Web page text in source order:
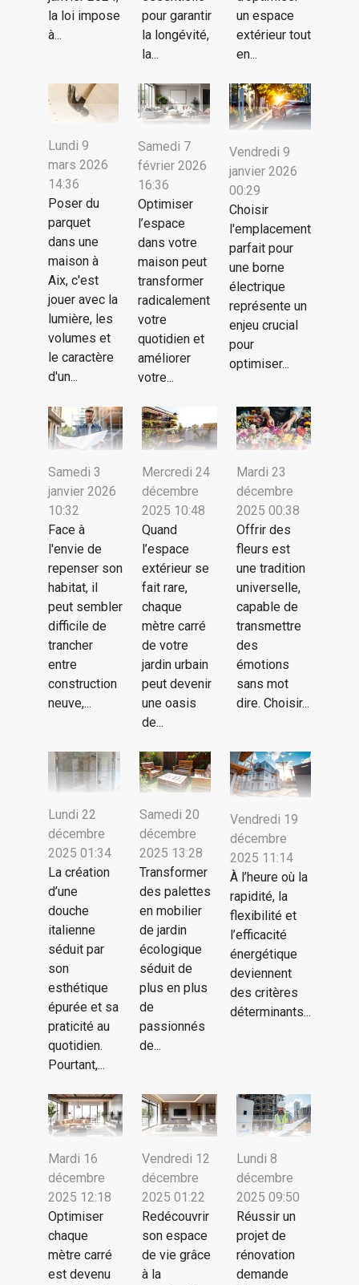
la loi impose
à...
pour garantir
la longévité,
la...
un espace
extérieur tout
en...
Lundi 9
mars 2026
14:36
Poser du
parquet
dans une
maison à
Aix, c'est
jouer avec la
lumière, les
volumes et
le caractère
d'un...
Samedi 7
février 2026
16:36
Optimiser
l’espace
dans votre
maison peut
transformer
radicalement
votre
quotidien et
améliorer
votre...
Vendredi 9
janvier 2026
00:29
Choisir
l'emplacement
parfait pour
une borne
électrique
représente un
enjeu crucial
pour
optimiser...
Samedi 3
janvier 2026
10:32
Face à
l'envie de
repenser son
habitat, il
peut sembler
difficile de
trancher
entre
construction
neuve,...
Mercredi 24
décembre
2025 10:48
Quand
l’espace
extérieur se
fait rare,
chaque
mètre carré
de votre
jardin urbain
peut devenir
une oasis
de...
Mardi 23
décembre
2025 00:38
Offrir des
fleurs est
une tradition
universelle,
capable de
transmettre
des
émotions
sans mot
dire. Choisir...
Lundi 22
décembre
2025 01:34
La création
d’une
douche
italienne
séduit par
son
esthétique
épurée et sa
praticité au
quotidien.
Pourtant,...
Samedi 20
décembre
2025 13:28
Transformer
des palettes
en mobilier
de jardin
écologique
séduit de
plus en plus
de
passionnés
de...
Vendredi 19
décembre
2025 11:14
À l’heure où la
rapidité, la
flexibilité et
l’efficacité
énergétique
deviennent
des critères
déterminants...
Mardi 16
décembre
2025 12:18
Optimiser
chaque
mètre carré
est devenu
Vendredi 12
décembre
2025 01:22
Redécouvrir
son espace
de vie grâce
à la
Lundi 8
décembre
2025 09:50
Réussir un
projet de
rénovation
demande